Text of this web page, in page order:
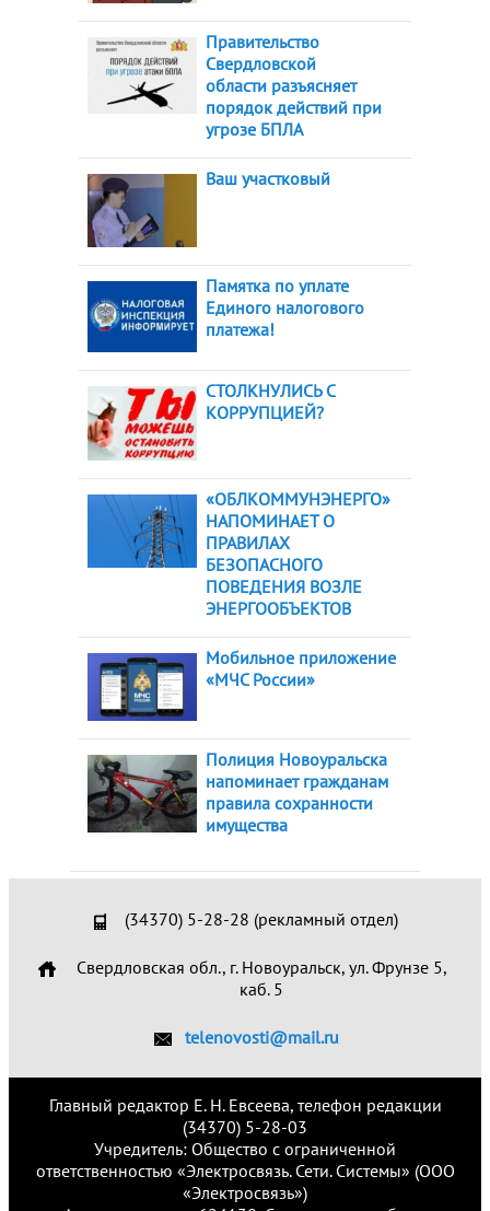
Правительство
Свердловской
области разъясняет
порядок действий при
угрозе БПЛА
Ваш участковый
Памятка по уплате
Единого налогового
платежа!
СТОЛКНУЛИСЬ С
КОРРУПЦИЕЙ?
«ОБЛКОММУНЭНЕРГО»
НАПОМИНАЕТ О
ПРАВИЛАХ
БЕЗОПАСНОГО
ПОВЕДЕНИЯ ВОЗЛЕ
ЭНЕРГООБЪЕКТОВ
Мобильное приложение
«МЧС России»
Полиция Новоуральска
напоминает гражданам
правила сохранности
имущества
(34370) 5-28-28 (рекламный отдел)
Свердловская обл., г. Новоуральск, ул. Фрунзе 5,
каб. 5
telenovosti@mail.ru
Главный редактор Е. Н. Евсеева, телефон редакции
(34370) 5-28-03
Учредитель: Общество с ограниченной
ответственностью «Электросвязь. Сети. Системы» (ООО
«Электросвязь»)